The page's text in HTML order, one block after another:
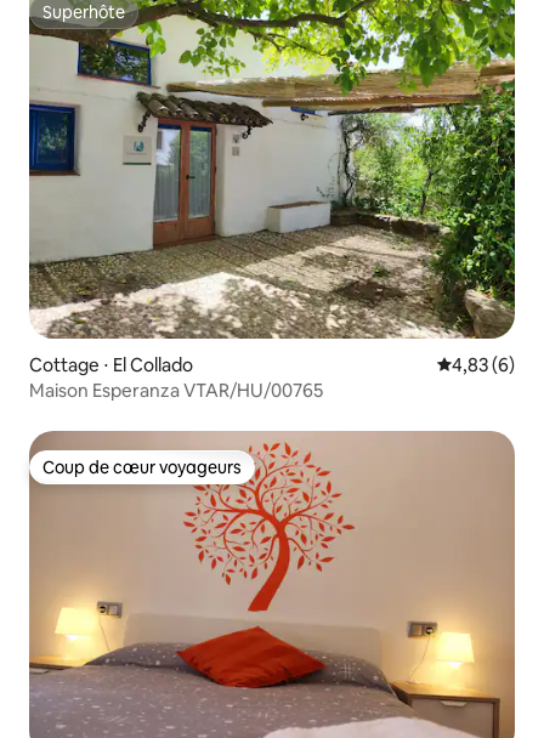
Superhôte
Superhôte
Cottage ⋅ El Collado Évaluation
4,83 (6)
Maison Esperanza VTAR/HU/00765
Coup de cœur voyageurs
Coup de cœur voyageurs